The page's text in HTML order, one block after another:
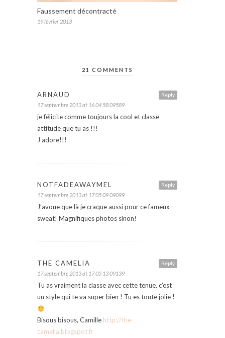
Faussement décontracté
19 février 2013
21 COMMENTS
Reply
ARNAUD
17 septembre 2013 at 16 04 58 09589
je félicite comme toujours la cool et classe
attitude que tu as !!!
J adore!!!
Reply
NOTFADEAWAYMEL
17 septembre 2013 at 17 05 09 09099
J’avoue que là je craque aussi pour ce fameux
sweat! Magnifiques photos sinon!
Reply
THE CAMELIA
17 septembre 2013 at 17 05 13 09139
Tu as vraiment la classe avec cette tenue, c’est
un style qui te va super bien ! Tu es toute jolie !
Bisous bisous, Camille http://the-
camelia.blogspot.fr